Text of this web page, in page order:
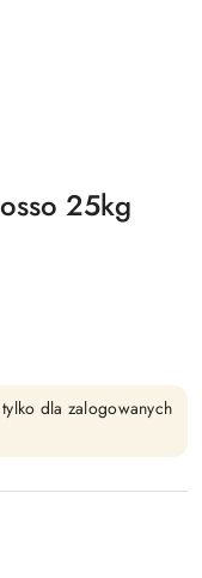
25kg
dla zalogowanych